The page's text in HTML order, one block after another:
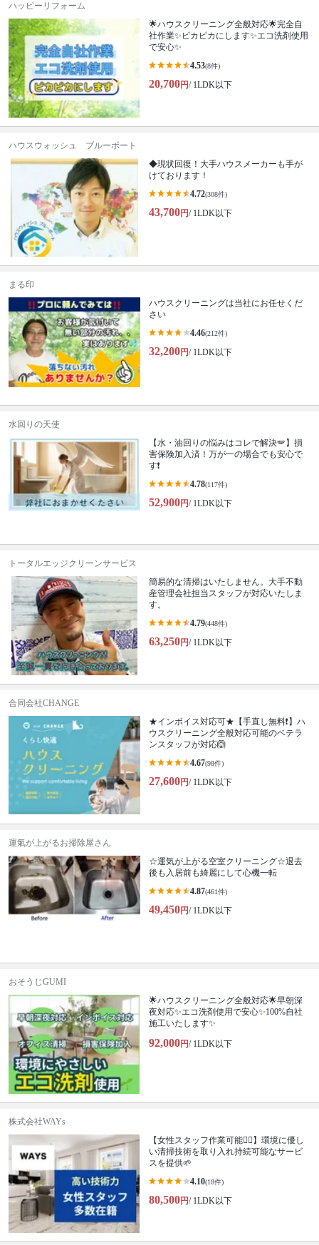
ハッピーリフォーム
🌟ハウスクリーニング全般対応🌟完全自
社作業✨️ピカピカにします✨️エコ洗剤使用
で安心✨
4.53(8件)
20,700円/ 1LDK以下
ハウスウォッシュ ブルーポート
◆現状回復！大手ハウスメーカーも手が
けております！
4.72(308件)
43,700円/ 1LDK以下
まる印
ハウスクリーニングは当社にお任せくだ
さい
4.46(212件)
32,200円/ 1LDK以下
水回りの天使
【水・油回りの悩みはコレで解決🪽】損
害保険加入済！万が一の場合でも安心で
す❗️
4.78(117件)
52,900円/ 1LDK以下
トータルエッジクリーンサービス
簡易的な清掃はいたしません。大手不動
産管理会社担当スタッフが対応いたしま
す。
4.79(448件)
63,250円/ 1LDK以下
合同会社CHANGE
★インボイス対応可★【手直し無料❗️】ハ
ウスクリーニング全般対応可能のベテラ
ンスタッフが対応🙆
4.67(98件)
27,600円/ 1LDK以下
運氣が上がるお掃除屋さん
☆運気が上がる空室クリーニング☆退去
後も入居前も綺麗にして心機一転
4.87(461件)
49,450円/ 1LDK以下
おそうじGUMI
🌟ハウスクリーニング全般対応🌟早朝深
夜対応✨エコ洗剤使用で安心✨100%自社
施工いたします✨
92,000円/ 1LDK以下
株式会社WAYs
【女性スタッフ作業可能🙆‍♀️】環境に優し
い清掃技術を取り入れ持続可能なサービ
スを提供🌱
4.10(18件)
80,500円/ 1LDK以下